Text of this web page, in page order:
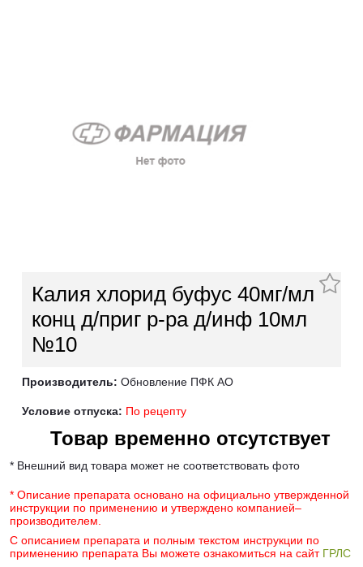
Калия хлорид буфус 40мг/мл
конц д/приг р-ра д/инф 10мл
№10
Производитель: Обновление ПФК АО
Условие отпуска: По рецепту
Товар временно отсутствует
* Внешний вид товара может не соответствовать фото
* Описание препарата основано на официально утвержденной
инструкции по применению и утверждено компанией–
производителем.
С описанием препарата и полным текстом инструкции по
применению препарата Вы можете ознакомиться на сайт ГРЛС